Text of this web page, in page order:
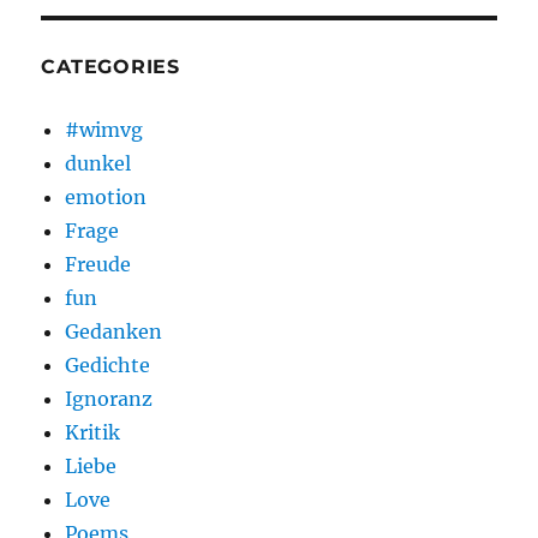
CATEGORIES
#wimvg
dunkel
emotion
Frage
Freude
fun
Gedanken
Gedichte
Ignoranz
Kritik
Liebe
Love
Poems